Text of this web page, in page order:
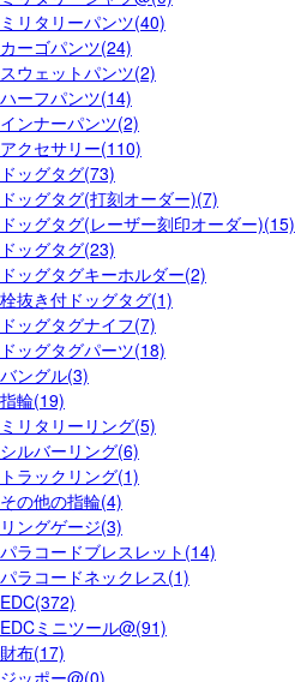
ミリタリーパンツ(40)
カーゴパンツ(24)
スウェットパンツ(2)
ハーフパンツ(14)
インナーパンツ(2)
アクセサリー(110)
ドッグタグ(73)
ドッグタグ(打刻オーダー)(7)
ドッグタグ(レーザー刻印オーダー)(15)
ドッグタグ(23)
ドッグタグキーホルダー(2)
栓抜き付ドッグタグ(1)
ドッグタグナイフ(7)
ドッグタグパーツ(18)
バングル(3)
指輪(19)
ミリタリーリング(5)
シルバーリング(6)
トラックリング(1)
その他の指輪(4)
リングゲージ(3)
パラコードブレスレット(14)
パラコードネックレス(1)
EDC(372)
EDCミニツール@(91)
財布(17)
ジッポー@(0)